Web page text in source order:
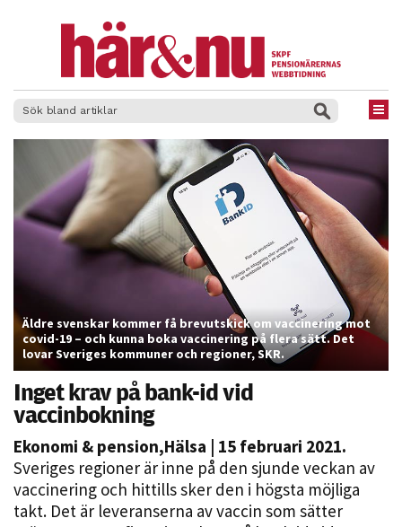
Äldre svenskar kommer få brevutskick om vaccinering mot
covid-19 – och kunna boka vaccinering på flera sätt. Det
lovar Sveriges kommuner och regioner, SKR.
Inget krav på bank-id vid
vaccinbokning
Ekonomi & pension,Hälsa | 15 februari 2021.
Sveriges regioner är inne på den sjunde veckan av
vaccinering och hittills sker den i högsta möjliga
takt. Det är leveranserna av vaccin som sätter